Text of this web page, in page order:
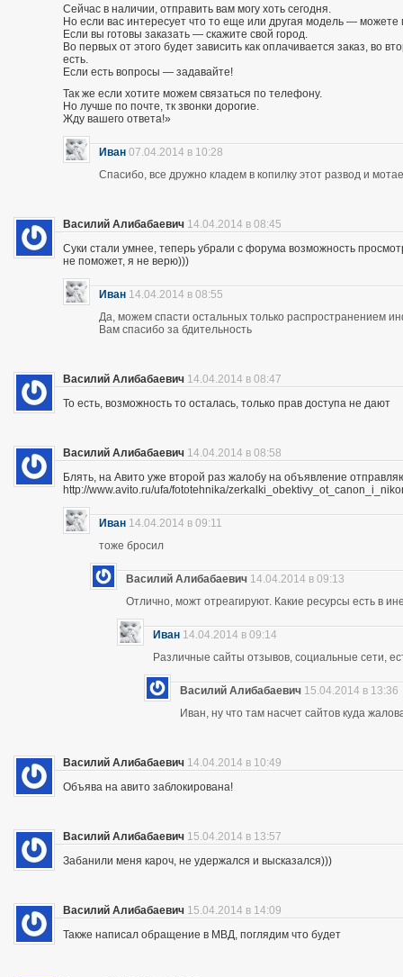
Сейчас в наличии, отправить вам могу хоть сегодня.
Но если вас интересует что то еще или другая модель —
Если вы готовы заказать — скажите свой город.
Во первых от этого будет зависить как оплачивается заказ, во
есть.
Если есть вопросы — задавайте!
Так же если хотите можем связаться по телефону.
Но лучше по почте, тк звонки дорогие.
Жду вашего ответа!»
Иван 07.04.2014 в 10:28
Спасибо, все дружно кладем в копилку этот развод и
Василий Алибабаевич 14.04.2014 в 08:45
Суки стали умнее, теперь убрали с форума возможность
не поможет, я не верю)))
Иван 14.04.2014 в 08:55
Да, можем спасти остальных только распространением
Вам спасибо за бдительность
Василий Алибабаевич 14.04.2014 в 08:47
То есть, возможность то осталась, только прав доступа не дают
Василий Алибабаевич 14.04.2014 в 08:58
Блять, на Авито уже второй раз жалобу на объявление
http://www.avito.ru/ufa/fototehnika/
Иван 14.04.2014 в 09:11
тоже бросил
Василий Алибабаевич 14.04.2014 в 09:13
Отлично, можт отреагируют. Какие ресурсы есть в
Иван 14.04.2014 в 09:14
Различные сайты отзывов, социальные сети,
Василий Алибабаевич 15.04.2014 в 13:36
Иван, ну что там насчет сайтов куда
Василий Алибабаевич 14.04.2014 в 10:49
Объява на авито заблокирована!
Василий Алибабаевич 15.04.2014 в 13:57
Забанили меня кароч, не удержался и высказался)))
Василий Алибабаевич 15.04.2014 в 14:09
Также написал обращение в МВД, поглядим что будет